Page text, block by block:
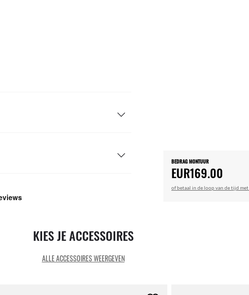
BEDRAG MONTUUR
EUR169.00
of betaal in de loop van de tijd met
KIES JE ACCESSOIRES
ALLE ACCESSOIRES WEERGEVEN